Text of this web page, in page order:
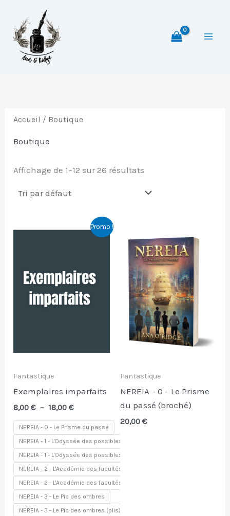
contenu
Accueil / Boutique
Boutique
Affichage de 1–12 sur 26 résultats
Promo !
Fantastique
Exemplaires imparfaits
8,00€ – 18,00€
Plage
18,00 €
NEREIA - 0 - Le Prisme du passé
NEREIA - 1 - L'Odyssée des possibles
NEREIA - 1 - L'Odyssée des possibles (envers)
NEREIA - 2 - L'Académie des facultés
NEREIA - 2 - L'Académie des facultés (griffure)
NEREIA - 3 - Le Pic des ombres
NEREIA - 3 - Le Pic des ombres (plis)
Fantastique
NEREIA – 0 – Le Prisme
du passé (broché)
20,00 €